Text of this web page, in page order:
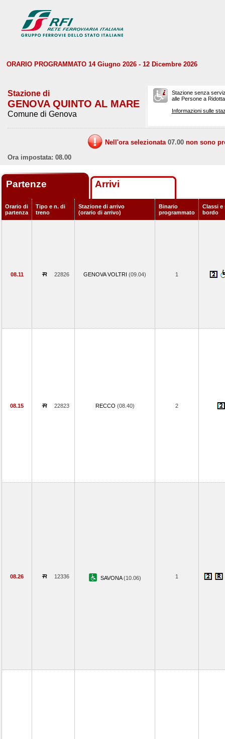
ORARIO PROGRAMMATO 14 Giugno 2026 - 12 Dicembre 2026
Stazione di
GENOVA QUINTO AL MARE
Comune di Genova
Stazione senza
alle Persone a
Informazioni sulle
Nell'ora selezionata 07.00 non sono
Ora impostata: 08.00
Partenze Arrivi
Orario di
partenza
Tipo e n. di
treno
Stazione di arrivo
(orario di arrivo)
Binario
programmato
Classi e
bordo
08.11 22826 GENOVA VOLTRI (09.04) 1
08.15 22823 RECCO (08.40) 2
08.26 12336 SAVONA(10.06) 1